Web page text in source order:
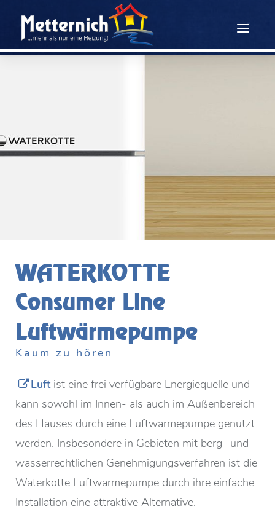
WATERKOTTE
Consumer Line
Luftwärmepumpe
Kaum zu hören
Luftist eine frei verfügbare Energiequelle und
kann sowohl im Innen- als auch im Außenbereich
des Hauses durch eine Luftwärmepumpe genutzt
werden. Insbesondere in Gebieten mit berg- und
wasserrechtlichen Genehmigungsverfahren ist die
Waterkotte Luftwärmepumpe durch ihre einfache
Installation eine attraktive Alternative.